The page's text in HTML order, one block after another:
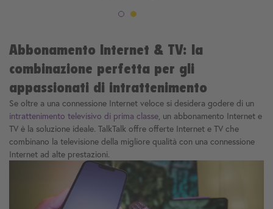
Abbonamento Internet & TV: la
combinazione perfetta per gli
appassionati di intrattenimento
Se oltre a una connessione Internet veloce si desidera godere di un
intrattenimento televisivo di prima classe , un abbonamento Internet e
TV è la soluzione ideale. TalkTalk offre offerte Internet e TV che
combinano la televisione della migliore qualità con una connessione
Internet ad alte prestazioni.